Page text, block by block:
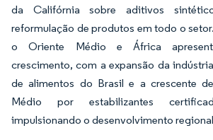
da Califórnia sobre aditivos
reformulação de produtos em todo o
o Oriente Médio e África
crescimento, com a expansão da
de alimentos do Brasil e a crescente
Médio por estabilizantes
impulsionando o desenvolvimento